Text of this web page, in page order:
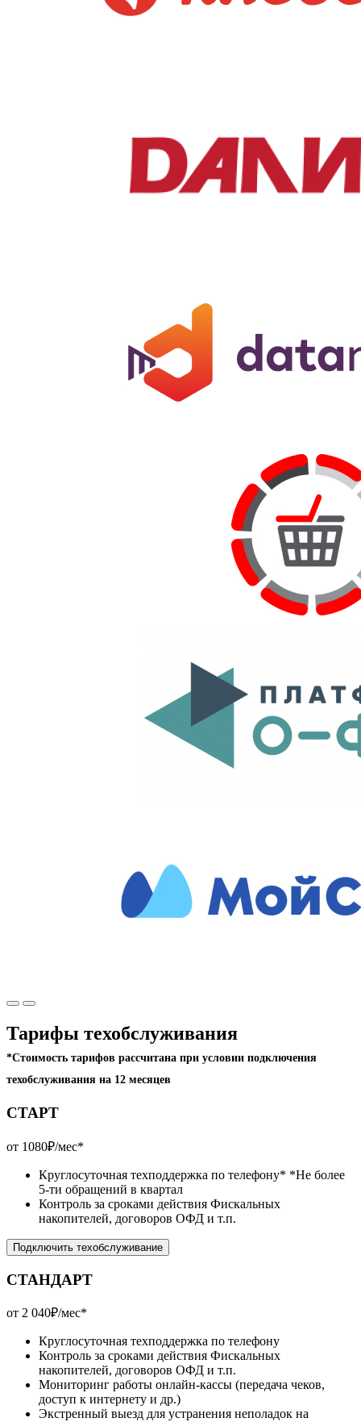
Тарифы техобслуживания
*Стоимость тарифов рассчитана при условии подключения
техобслуживания на 12 месяцев
СТАРТ
от 1080₽/мес*
Круглосуточная техподдержка по телефону* *Не более
5-ти обращений в квартал
Контроль за сроками действия Фискальных
накопителей, договоров ОФД и т.п.
Подключить техобслуживание
СТАНДАРТ
от 2 040₽/мес*
Круглосуточная техподдержка по телефону
Контроль за сроками действия Фискальных
накопителей, договоров ОФД и т.п.
Мониторинг работы онлайн-кассы (передача чеков,
доступ к интернету и др.)
Экстренный выезд для устранения неполадок на